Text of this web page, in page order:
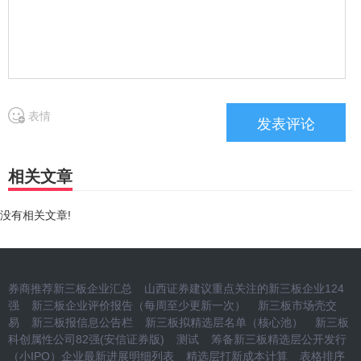
表情
相关文章
没有相关文章!
券商推荐新三板企业汇总
山西证券建议重点关注的新三板企业124
强
新三板企业评价报告（每周至少更新一次）
新三板市场壳交
易
新三板报信息公告栏 新三板拟精选层名单（核心池）
新三板
科创属性公司82强(安信证券版)
测试
筹备新三板精选层公开发行
（小IPO）企业最新进展明细列表
精选层打新成本计算 表格排序